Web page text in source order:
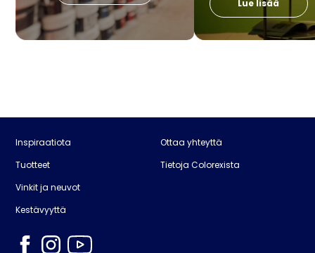
Lue lisää
Inspiraatiota
Tuotteet
Vinkit ja neuvot
Kestävyyttä
Ottaa yhteyttä
Tietoja Colorexista